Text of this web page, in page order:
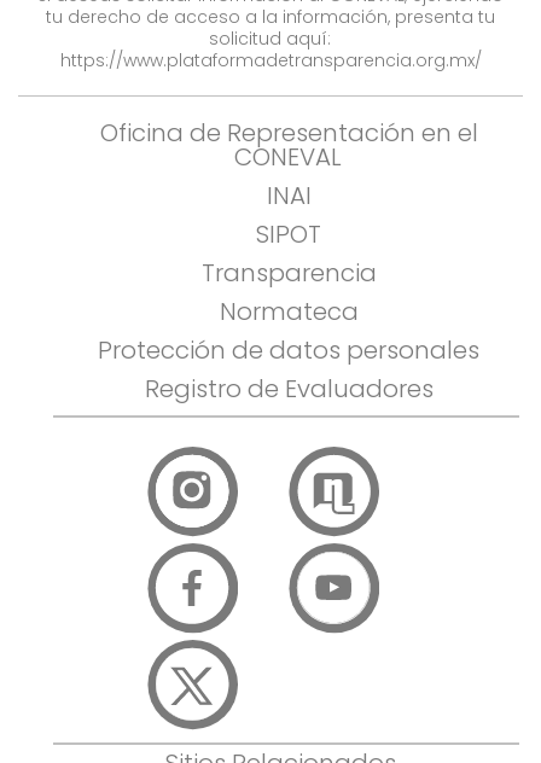
tu derecho de acceso a la información, presenta tu
solicitud aquí:
https://www.plataformadetransparencia.org.mx/
Oficina de Representación en el
CONEVAL
INAI
SIPOT
Transparencia
Normateca
Protección de datos personales
Registro de Evaluadores